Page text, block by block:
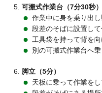
可搬式作業台（7分30秒）
作業中に身を乗り出
段差のそばに設置し
工具袋を持って背を
別の可搬式作業台へ
脚立（5分）
天板に乗って作業を